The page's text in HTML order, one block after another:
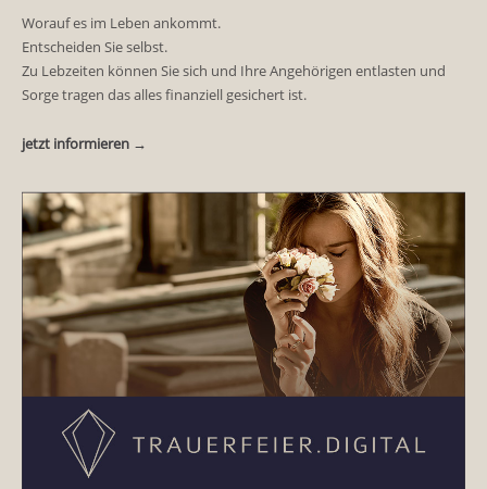
Worauf es im Leben ankommt.
Entscheiden Sie selbst.
Zu Lebzeiten können Sie sich und Ihre Angehörigen entlasten und
Sorge tragen das alles finanziell gesichert ist.
jetzt informieren →